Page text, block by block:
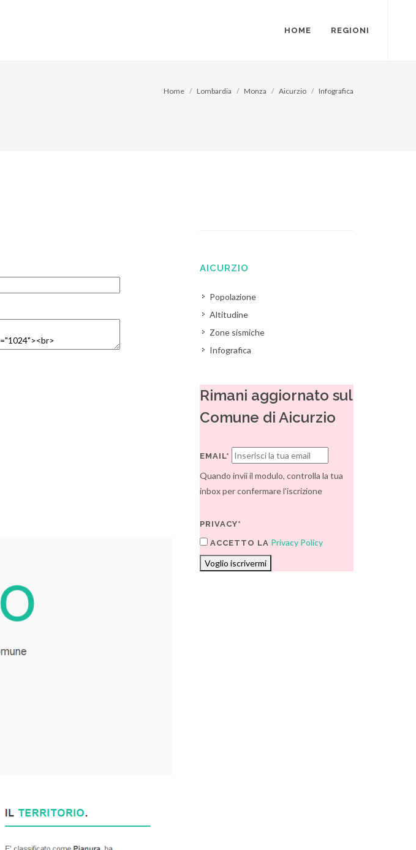
HOME REGIONI
Home Lombardia Monza Aicurzio Infografica
AICURZIO
Popolazione
Altitudine
Zone sismiche
Infografica
Rimani aggiornato sul
Comune di Aicurzio
EMAIL*
Quando invii il modulo, controlla la tua
inbox per confermare l'iscrizione
PRIVACY*
ACCETTO LA Privacy Policy
Voglio iscrivermi